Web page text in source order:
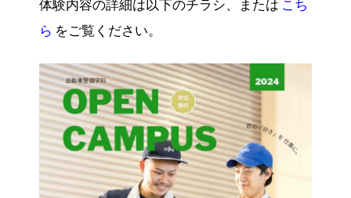
体験内容の詳細は以下のチラシ、または こち
ら をご覧ください。